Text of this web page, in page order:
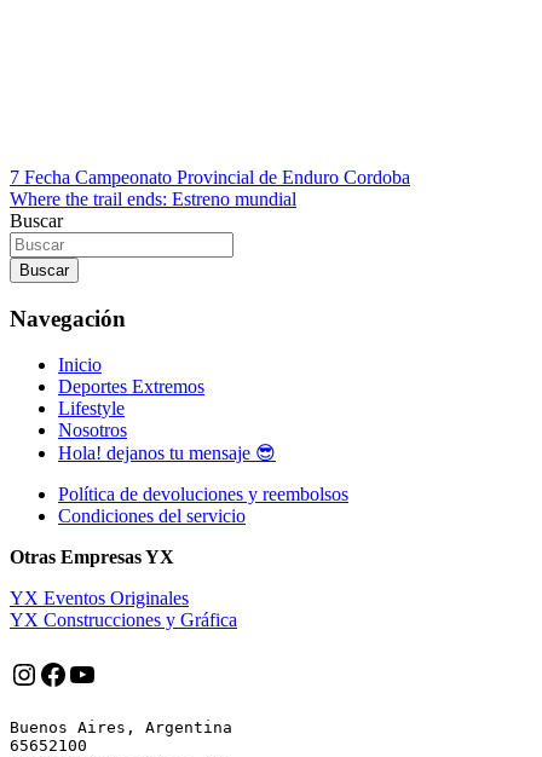
Navegación
de
entradas
7 Fecha Campeonato Provincial de Enduro Cordoba
Where the trail ends: Estreno mundial
Buscar
Buscar
Navegación
Inicio
Deportes Extremos
Lifestyle
Nosotros
Hola! dejanos tu mensaje 😎
Política de devoluciones y reembolsos
Condiciones del servicio
Otras Empresas YX
YX Eventos Originales
YX Construcciones y Gráfica
Instagram
Facebook
YouTube
Buenos Aires, Argentina
65652100